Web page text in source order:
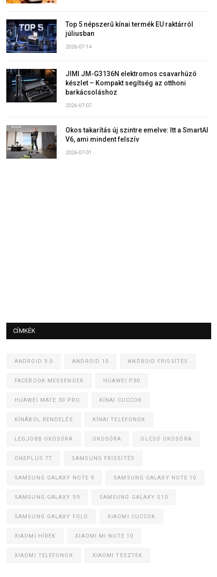
Top 5 népszerű kínai termék EU raktárról
júliusban
2026-07-14
JIMI JM-G3136N elektromos csavarhúzó
készlet – Kompakt segítség az otthoni
barkácsoláshoz
2026-07-07
Okos takarítás új szintre emelve: Itt a SmartAI
V6, ami mindent felszív
2026-07-01
CÍMKÉK
ANDROID 9.0 ANDROID 10 ANDROID FRISSÍTÉS
FACEBOOK MESSENGER HUAWEI P30
HUAWEI MATE 30 PRO KÍNAI CUCCOK
KÍNÁBÓL RENDELÉS KÍNAI TELEFONOK
LEGJOBB OKOSÓRA OKOSÓRA OLCSÓ OKOSÓRA
ONEPLUS 7T SAMSUNG FRISSÍTÉS
SAMSUNG GALAXY NOTE 9 SAMSUNG GALAXY NOTE 10
SAMSUNG GALAXY S9 SAMSUNG GALAXY S10
SAMSUNG GALAXY FOLD XIAOMI CUCCOK
XIAOMI HÍREK XIAOMI MI NOTE 10
XIAOMI TELEFONOK XIAOMI TESZTEK